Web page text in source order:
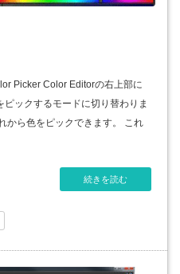
Picker Color Editorの右上部に
ックするモードに切り替わりま
から色をピックできます。 これ
続きを読む